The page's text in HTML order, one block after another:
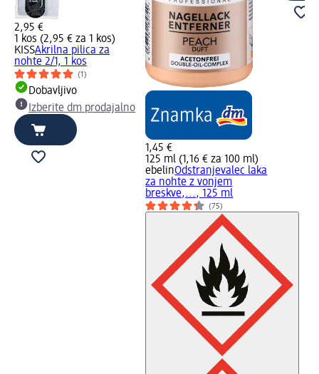
2,95 €
1 kos (2,95 € za 1 kos)
KISSAkrilna pilica za
nohte 2/1, 1 kos
(1)
Dobavljivo
Izberite dm prodajalno
1,45 €
125 ml (1,16 € za 100 ml)
ebelinOdstranjevalec laka
za nohte z vonjem
breskve,..., 125 ml
(75)